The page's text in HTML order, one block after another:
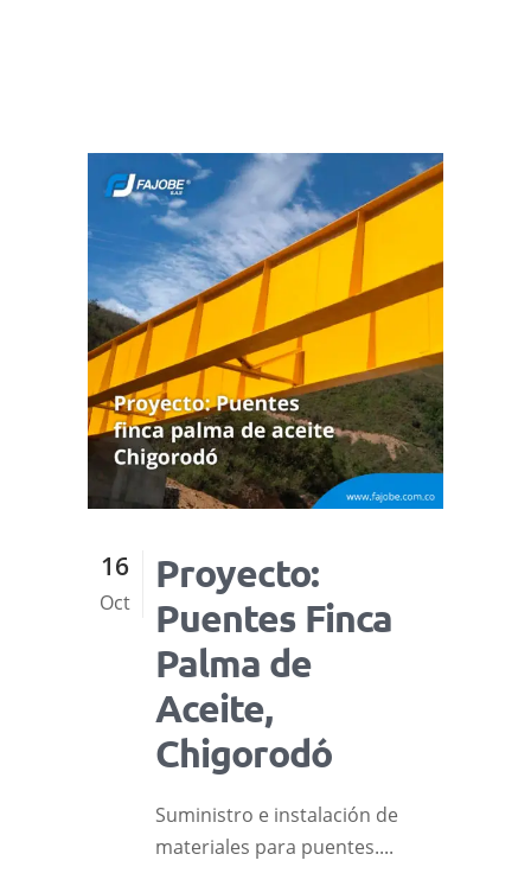
16
Oct
Proyecto:
Puentes Finca
Palma de
Aceite,
Chigorodó
Suministro e instalación de
materiales para puentes....